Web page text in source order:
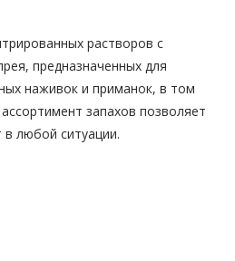
растворов с
предназначенных для
наживок и приманок, в том
запахов позволяет
любой ситуации.